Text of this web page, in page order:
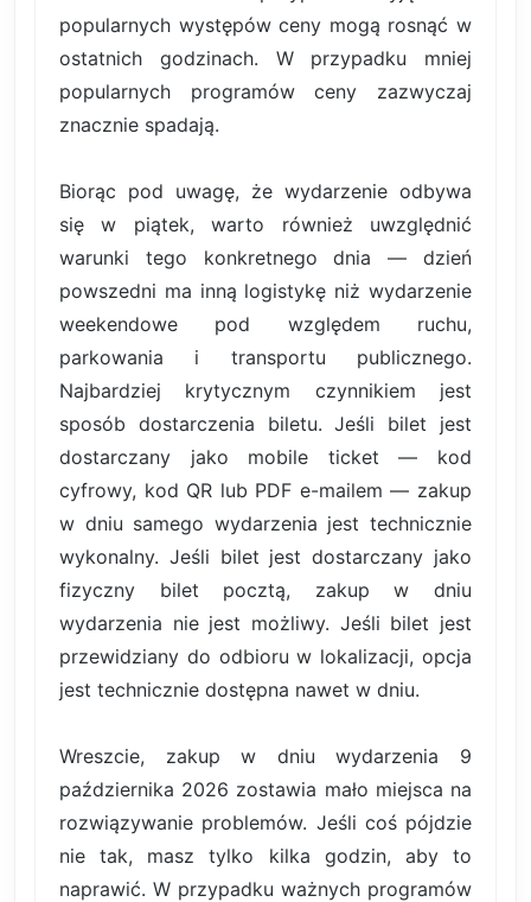
popularnych występów ceny mogą rosnąć w
ostatnich godzinach. W przypadku mniej
popularnych programów ceny zazwyczaj
znacznie spadają.
Biorąc pod uwagę, że wydarzenie odbywa
się w piątek, warto również uwzględnić
warunki tego konkretnego dnia — dzień
powszedni ma inną logistykę niż wydarzenie
weekendowe pod względem ruchu,
parkowania i transportu publicznego.
Najbardziej krytycznym czynnikiem jest
sposób dostarczenia biletu. Jeśli bilet jest
dostarczany jako mobile ticket — kod
cyfrowy, kod QR lub PDF e-mailem — zakup
w dniu samego wydarzenia jest technicznie
wykonalny. Jeśli bilet jest dostarczany jako
fizyczny bilet pocztą, zakup w dniu
wydarzenia nie jest możliwy. Jeśli bilet jest
przewidziany do odbioru w lokalizacji, opcja
jest technicznie dostępna nawet w dniu.
Wreszcie, zakup w dniu wydarzenia 9
października 2026 zostawia mało miejsca na
rozwiązywanie problemów. Jeśli coś pójdzie
nie tak, masz tylko kilka godzin, aby to
naprawić. W przypadku ważnych programów